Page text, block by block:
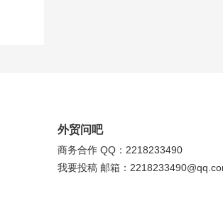
外贸问吧
商务合作 QQ：2218233490
我要投稿 邮箱：